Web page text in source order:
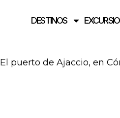
DESTINOS
El puerto de Ajaccio, en